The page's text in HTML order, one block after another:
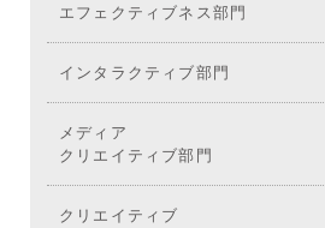
エフェクティブネス部門
インタラクティブ部門
メディア
クリエイティブ部門
クリエイティブ